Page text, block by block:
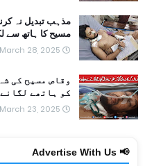
مذہب تبدیل نہ
مسیح کا ہاتھ سے
March 28, 2025
وقاص مسیح کی
کو ہاتھے
March 23, 2025
📢 Advertise With Us